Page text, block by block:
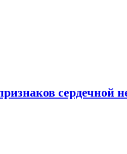
сердечной